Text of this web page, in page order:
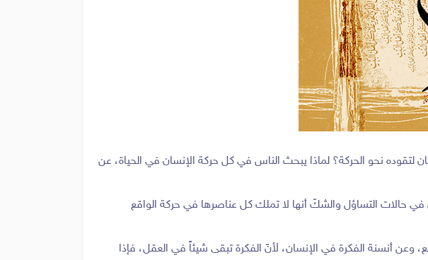
لتقوده نحو الحركة؟ لماذا يبحث الناس في كل حركة الإنسان في الحياة، عن
حالات التساؤل والشكّ أنها لا تملك كل عناصرها في حركة الواقع
أنسنة الفكرة في الإنسان، لأنّ الفكرة تبقى شيئاً في العقل، فإذا